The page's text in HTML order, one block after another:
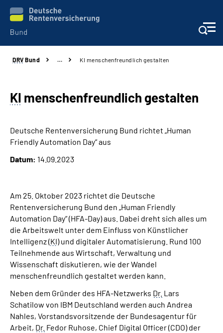
Beratung & Kontakt
Reha-Zentren
Karriere
Online-Services
Inhalte in Gebärdensprache (DGS)
Leichte Sprache
Mein Kundenportal
DRV Bund … KI menschenfreundlich gestalten
KI menschenfreundlich gestalten
Deutsche Rentenversicherung Bund richtet „Human
Friendly Automation Day“ aus
Datum: 14.09.2023
Am 25. Oktober 2023 richtet die Deutsche
Rentenversicherung Bund den „Human Friendly
Automation Day“ (HFA-Day) aus. Dabei dreht sich alles um
die Arbeitswelt unter dem Einfluss von Künstlicher
Intelligenz (KI) und digitaler Automatisierung. Rund 100
Teilnehmende aus Wirtschaft, Verwaltung und
Wissenschaft diskutieren, wie der Wandel
menschenfreundlich gestaltet werden kann.
Neben dem Gründer des HFA-Netzwerks Dr. Lars
Schatilow von IBM Deutschland werden auch Andrea
Nahles, Vorstandsvorsitzende der Bundesagentur für
Arbeit, Dr. Fedor Ruhose, Chief Digital Officer (CDO) der